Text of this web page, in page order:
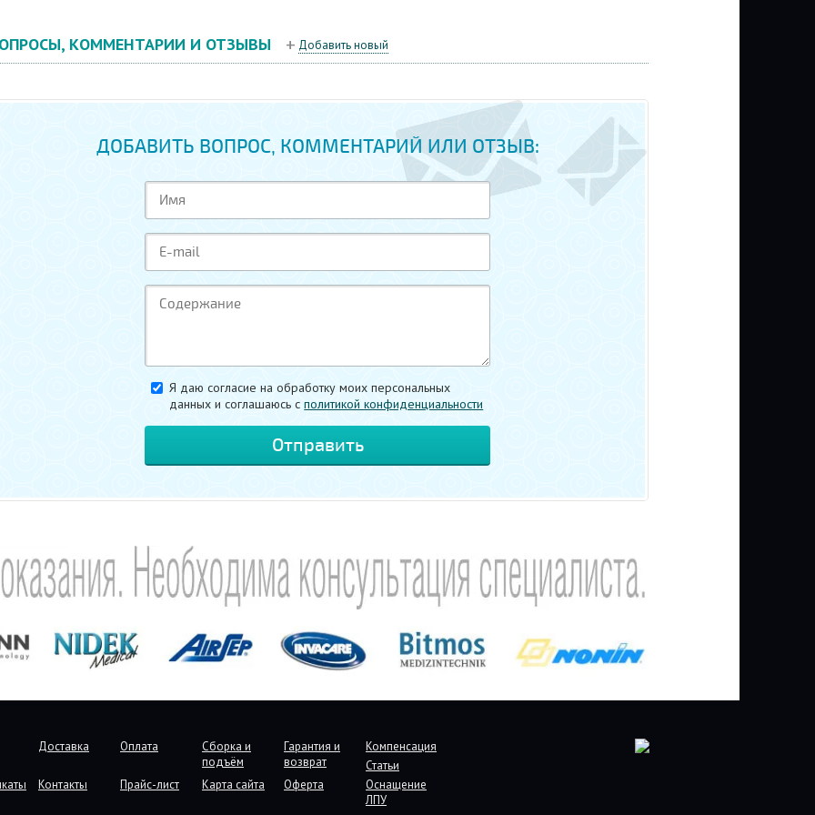
КОММЕНТАРИИ И ОТЗЫВЫ Добавить новый
ДОБАВИТЬ ВОПРОС, КОММЕНТАРИЙ ИЛИ ОТЗЫВ:
Я даю согласие на обработку моих персональных
данных и соглашаюсь cполитикой конфиденциальности
Доставка Оплата
Сборка и
подъём
Гарантия и
возврат
Компенсация
Статьи
Контакты Прайс-лист Карта сайта Оферта
Оснащение
ЛПУ